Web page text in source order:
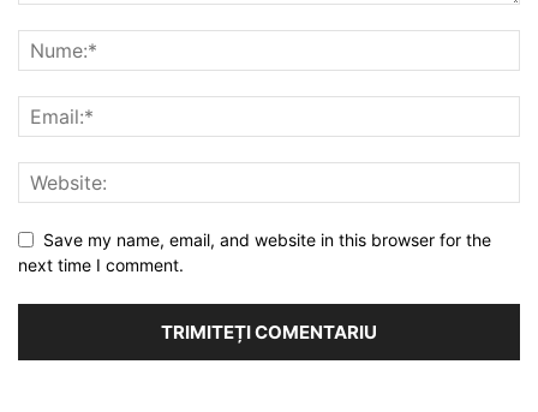
Save my name, email, and website in this browser for the
next time I comment.